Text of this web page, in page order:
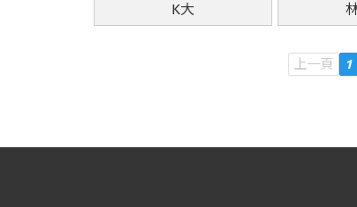
K大
上一頁 1